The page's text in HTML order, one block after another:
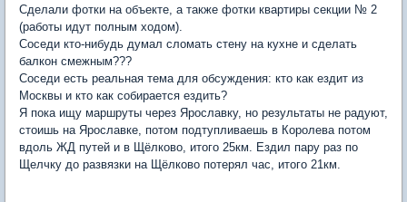
Сделали фотки на объекте, а также фотки квартиры секции № 2
(работы идут полным ходом).
Соседи кто-нибудь думал сломать стену на кухне и сделать
балкон смежным???
Соседи есть реальная тема для обсуждения: кто как ездит из
Москвы и кто как собирается ездить?
Я пока ищу маршруты через Ярославку, но результаты не радуют,
стоишь на Ярославке, потом подтупливаешь в Королева потом
вдоль ЖД путей и в Щёлково, итого 25км. Ездил пару раз по
Щелчку до развязки на Щёлково потерял час, итого 21км.